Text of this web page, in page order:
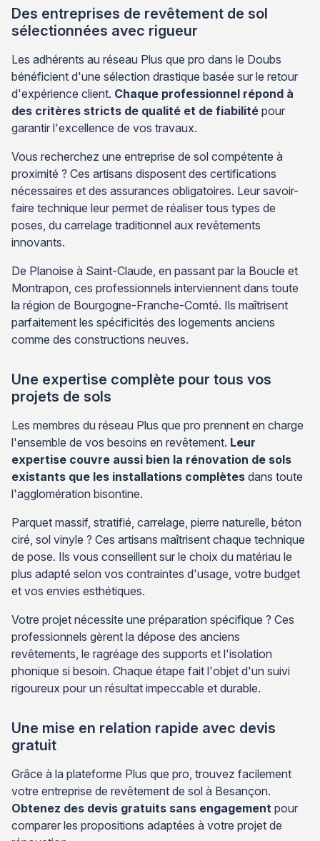
Des entreprises de revêtement de sol
sélectionnées avec rigueur
Les adhérents au réseau Plus que pro dans le Doubs
bénéficient d'une sélection drastique basée sur le retour
d'expérience client. Chaque professionnel répond à
des critères stricts de qualité et de fiabilité pour
garantir l'excellence de vos travaux.
Vous recherchez une entreprise de sol compétente à
proximité ? Ces artisans disposent des certifications
nécessaires et des assurances obligatoires. Leur savoir-
faire technique leur permet de réaliser tous types de
poses, du carrelage traditionnel aux revêtements
innovants.
De Planoise à Saint-Claude, en passant par la Boucle et
Montrapon, ces professionnels interviennent dans toute
la région de Bourgogne-Franche-Comté. Ils maîtrisent
parfaitement les spécificités des logements anciens
comme des constructions neuves.
Une expertise complète pour tous vos
projets de sols
Les membres du réseau Plus que pro prennent en charge
l'ensemble de vos besoins en revêtement. Leur
expertise couvre aussi bien la rénovation de sols
existants que les installations complètes dans toute
l'agglomération bisontine.
Parquet massif, stratifié, carrelage, pierre naturelle, béton
ciré, sol vinyle ? Ces artisans maîtrisent chaque technique
de pose. Ils vous conseillent sur le choix du matériau le
plus adapté selon vos contraintes d'usage, votre budget
et vos envies esthétiques.
Votre projet nécessite une préparation spécifique ? Ces
professionnels gèrent la dépose des anciens
revêtements, le ragréage des supports et l'isolation
phonique si besoin. Chaque étape fait l'objet d'un suivi
rigoureux pour un résultat impeccable et durable.
Une mise en relation rapide avec devis
gratuit
Grâce à la plateforme Plus que pro, trouvez facilement
votre entreprise de revêtement de sol à Besançon.
Obtenez des devis gratuits sans engagement pour
comparer les propositions adaptées à votre projet de